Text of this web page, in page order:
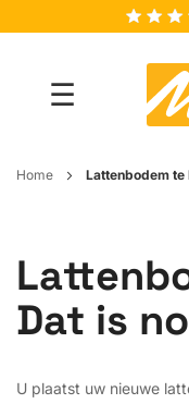
☰
Ga
Home Lattenbodem te
Dat is
U plaatst uw nieuwe